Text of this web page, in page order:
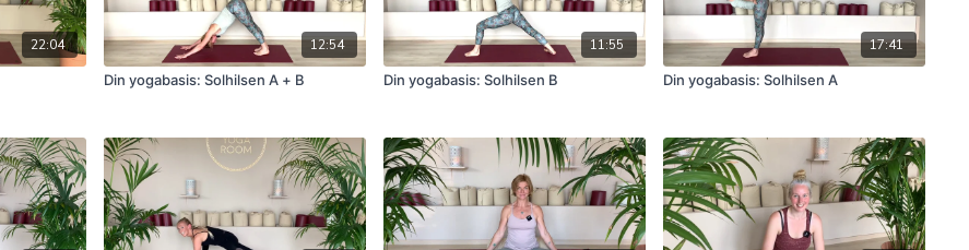
22:04
12:54
Din yogabasis: Solhilsen A + B
11:55
Din yogabasis: Solhilsen B
17:41
Din yogabasis: Solhilsen A